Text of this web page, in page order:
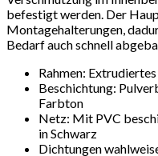
befestigt werden. Der
Montagehalterungen,
Bedarf auch schnell
Rahmen:
Beschichtung:
Farbton
Netz: Mit PVC
in Schwarz
Dichtungen